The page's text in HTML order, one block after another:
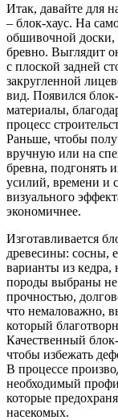
Итак, давайте для
– блок-хаус. На
обшивочной доски,
бревно. Выглядит
с плоской задней
закругленной
вид. Появился
материалы,
процесс
Раньше, чтобы
вручную или на
бревна, подгонять
усилий, времени и
визуального
экономичнее.
Изготавливается
древесины: сосны,
варианты из
породы выбраны не
прочностью,
что немаловажно,
который
Качественный
чтобы избежать
В процессе
необходимый
которые
насекомых.